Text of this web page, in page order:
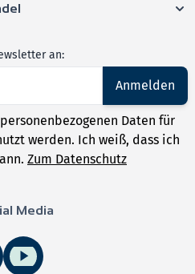
an:
Anmelden
Daten für
werden. Ich weiß, dass ich
Zum Datenschutz
Media